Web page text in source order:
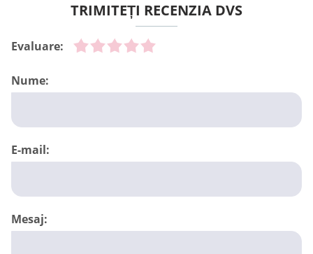
TRIMITEȚI RECENZIA DVS
Evaluare:
Nume:
E-mail:
Mesaj: